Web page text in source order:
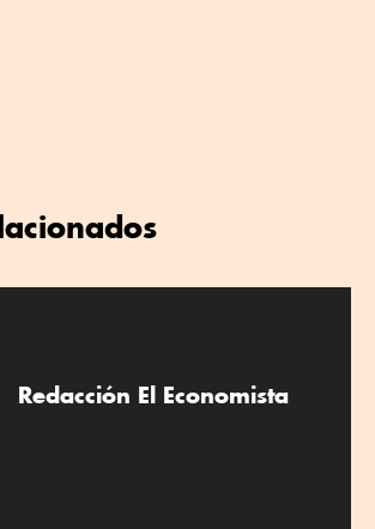
Redacción El Economista